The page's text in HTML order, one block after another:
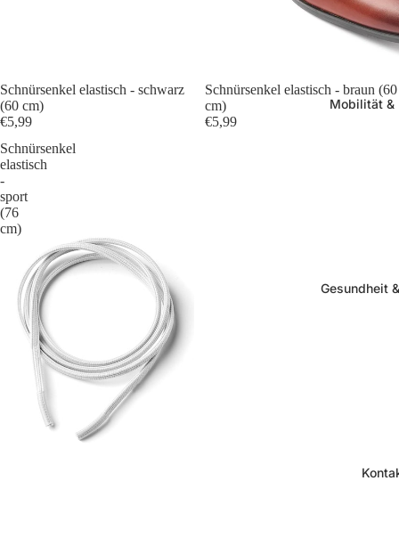
Mobilität &
Gesundheit
Schnürsenkel elastisch - schwarz
(60 cm)
€5,99
Schnürsenkel elastisch - braun (60
cm)
€5,99
Schnürsenkel
elastisch
-
sport
(76
cm)